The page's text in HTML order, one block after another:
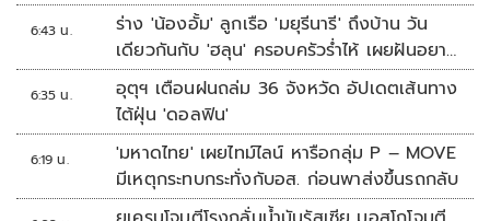
6:43 น.
ร่าง 'น้องอั้ม' ลูกเรือ 'มยุรีนารี' ถึงบ้าน วัน
เดียวกันกับ 'ฮลุน' ครอบครัวร่ำไห้ เผยฝันอยาก
เป็นทหารเรือ
6:35 น.
อุตุฯ เตือนฝนถล่ม 36 จังหวัด อัปเดตเส้นทาง
ไต้ฝุ่น 'ดอลฟิน'
6:19 น.
'มหาดไทย' เผยไทม์ไลน์ หารือกลุ่ม P – MOVE
มีเหตุกระทบกระทั่งกับอส. ก่อนพาส่งขึ้นรถกลับ